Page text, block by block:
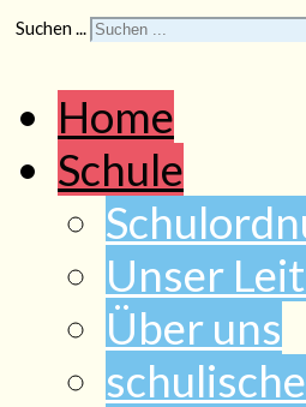
Suchen ...
Home
Schule
Unser
Über uns